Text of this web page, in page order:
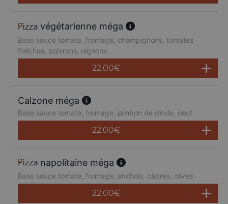
végétarienne méga
Base sauce tomate, fromage, champignons, tomates
fraîches, poivrons, oignons
22.00€
Calzone méga
Base sauce tomate, fromage, jambon de dinde, oeuf
22.00€
napolitaine méga
Base sauce tomate, fromage, anchois, câpres, olives
22.00€